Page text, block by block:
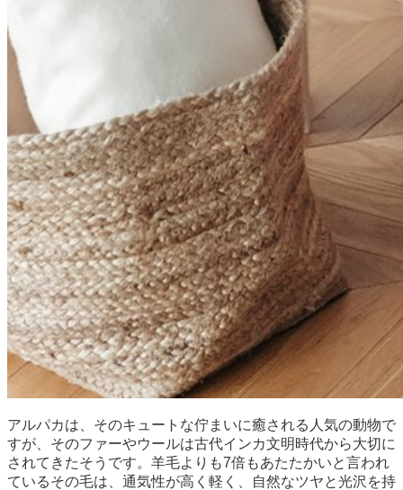
アルパカは、そのキュートな佇まいに癒される人気の動物で
すが、そのファーやウールは古代インカ文明時代から大切に
されてきたそうです。羊毛よりも7倍もあたたかいと言われ
ているその毛は、通気性が高く軽く、自然なツヤと光沢を持